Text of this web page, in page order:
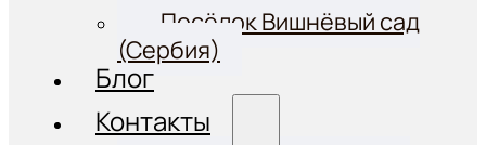
Посёлок Вишнёвый сад
(Сербия)
Блог
Контакты